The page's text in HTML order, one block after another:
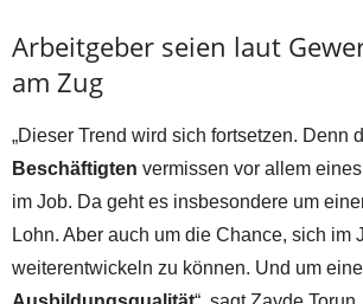
Arbeitgeber seien laut
am Zug
„Dieser Trend wird sich fortsetzen. Denn
Beschäftigten vermissen vor allem
im Job. Da geht es insbesondere um
Lohn. Aber auch um die Chance, sich im
weiterentwickeln zu können. Und um